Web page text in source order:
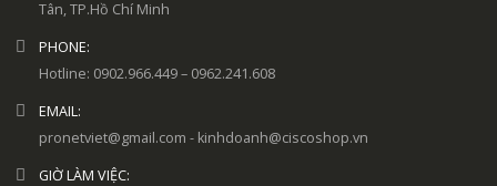
Tân, TP.Hồ Chí Minh
PHONE:
Hotline: 0902.966.449 – 0962.241.608
EMAIL:
pronetviet@gmail.com - kinhdoanh@ciscoshop.vn
GIỜ LÀM VIỆC: